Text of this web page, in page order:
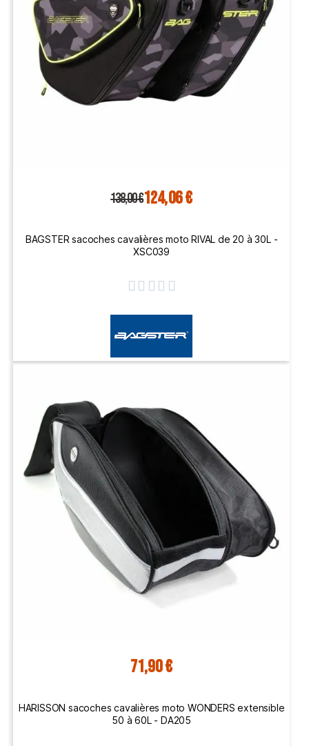
138,00 €124,06 €
BAGSTER sacoches cavalières moto RIVAL de 20 à 30L -
XSC039
    
71,90 €
HARISSON sacoches cavalières moto WONDERS extensible
50 à 60L - DA205